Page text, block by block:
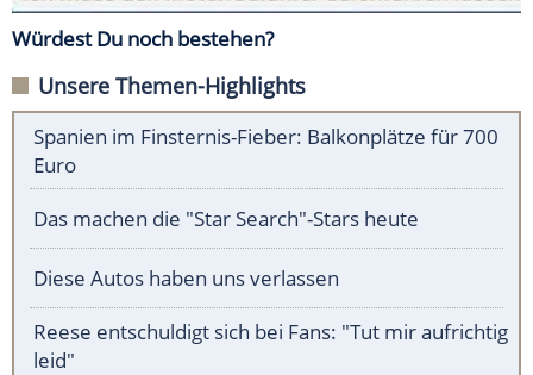
Würdest Du noch bestehen?
Unsere Themen-Highlights
Spanien im Finsternis-Fieber: Balkonplätze für 700
Euro
Das machen die "Star Search"-Stars heute
Diese Autos haben uns verlassen
Reese entschuldigt sich bei Fans: "Tut mir aufrichtig
leid"